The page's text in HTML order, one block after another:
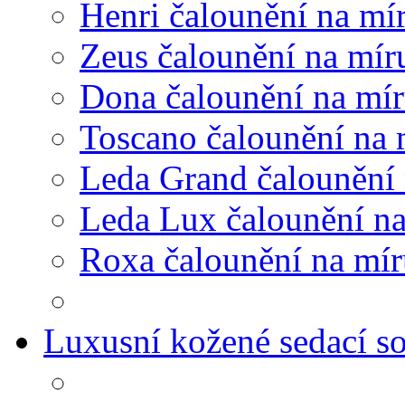
Henri čalounění na
Zeus čalounění na
Dona čalounění na
Toscano čalounění na
Leda Grand
Leda Lux čalounění
Roxa čalounění na
Luxusní kožené sedací